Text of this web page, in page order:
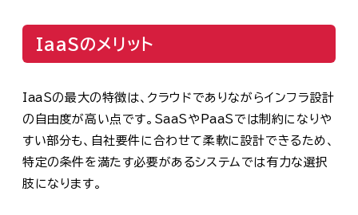
IaaSのメリット
IaaSの最大の特徴は、クラウドでありながらインフラ設計
の自由度が高い点です。SaaSやPaaSでは制約になりや
すい部分も、自社要件に合わせて柔軟に設計できるため、
特定の条件を満たす必要があるシステムでは有力な選択
肢になります。